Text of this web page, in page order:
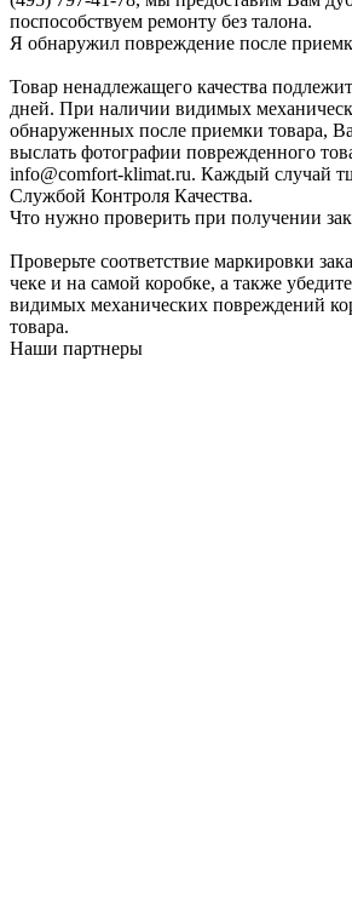
поспособствуем ремонту без талона.
Я обнаружил повреждение после
Товар ненадлежащего качества
дней. При наличии видимых
обнаруженных после приемки товара,
выслать фотографии поврежденного
info@comfort-klimat.ru. Каждый случай
Службой Контроля Качества.
Что нужно проверить при получении
Проверьте соответствие маркировки
чеке и на самой коробке, а также
видимых механических повреждений
товара.
Наши партнеры